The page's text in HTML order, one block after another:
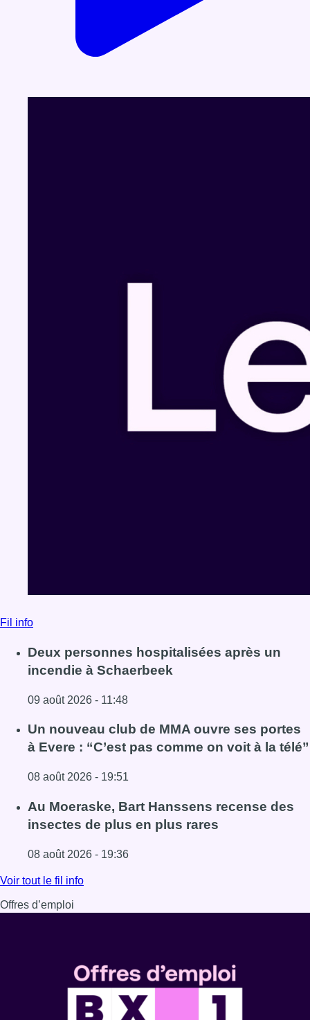
Fil info
Deux personnes hospitalisées après un
incendie à Schaerbeek
09 août 2026 - 11:48
Lire l'article Deux personnes hospitalisées après un
Un nouveau club de MMA ouvre ses portes
à Evere : “C’est pas comme on voit à la télé”
08 août 2026 - 19:51
Lire l'article Un nouveau club de MMA ouvre ses portes à
Au Moeraske, Bart Hanssens recense des
insectes de plus en plus rares
08 août 2026 - 19:36
Lire l'article Au Moeraske, Bart Hanssens recense des
Voir tout le fil info
Offres d’emploi